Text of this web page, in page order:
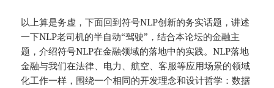
以上算是务虚，下面回到符号NLP创新的务实话题，讲述
一下NLP老司机的半自动“驾驶”，结合本论坛的金融主
题，介绍符号NLP在金融领域的落地中的实践。NLP落地
金融与我们在法律、电力、航空、客服等应用场景的领域
化工作一样，围绕一个相同的开发理念和设计哲学：数据